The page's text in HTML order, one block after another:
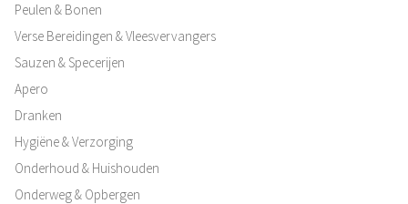
Peulen & Bonen
Verse Bereidingen & Vleesvervangers
Sauzen & Specerijen
Apero
Dranken
Hygiëne & Verzorging
Onderhoud & Huishouden
Onderweg & Opbergen